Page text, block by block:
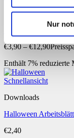
Nur
Downloads
Streifenpuzzle:
€3,90 –€12,90
Enthält 7% reduzierte
Schnellansicht
Downloads
Halloween
€2,40